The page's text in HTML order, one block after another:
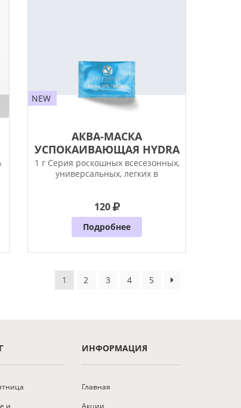
NEW
АКВА-МАСКА
УСПОКАИВАЮЩАЯ HYDRA
SPA THERAPY, 1...
1 г Серия роскошных всесезонных,
универсальных, легких в
120
Подробнее
1 2 3 4 5
и
ИНФОРМАЦИЯ
Главная
Акции